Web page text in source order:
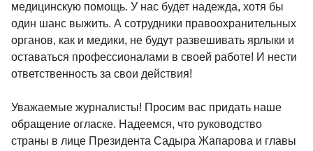
медицинскую помощь. У нас будет надежда, хотя бы
один шанс выжить. А сотрудники правоохранительных
органов, как и медики, не будут развешивать ярлыки и
оставаться профессионалами в своей работе! И нести
ответственность за свои действия!
Уважаемые журналисты! Просим вас придать наше
обращение огласке. Надеемся, что руководство
страны в лице Президента Садыра Жапарова и главы